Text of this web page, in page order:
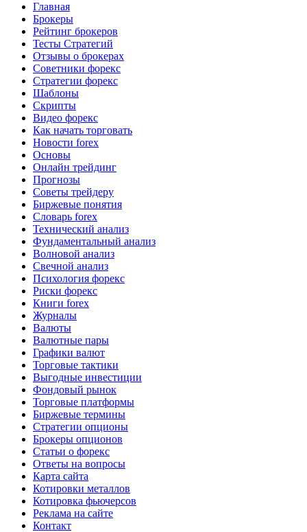
Главная
Брокеры
Рейтинг брокеров
Тесты Стратегий
Отзывы о брокерах
Советники форекс
Стратегии форекс
Шаблоны
Скрипты
Видео форекс
Как начать торговать
Новости forex
Основы
Онлайн трейдинг
Прогнозы
Советы трейдеру
Биржевые понятия
Словарь forex
Технический анализ
Фундаментальный анализ
Волновой анализ
Свечной анализ
Психология форекс
Риски форекс
Книги forex
Журналы
Валюты
Валютные пары
Графики валют
Торговые тактики
Выгодные инвестиции
Фондовый рынок
Торговые платформы
Биржевые термины
Стратегии опционы
Брокеры опционов
Статьи о форекс
Ответы на вопросы
Карта сайта
Котировки металлов
Котировка фьючерсов
Реклама на сайте
Контакт